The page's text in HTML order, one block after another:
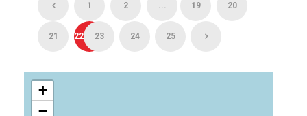
1 2 ... 19 20
21 22 23 24 25
+
−